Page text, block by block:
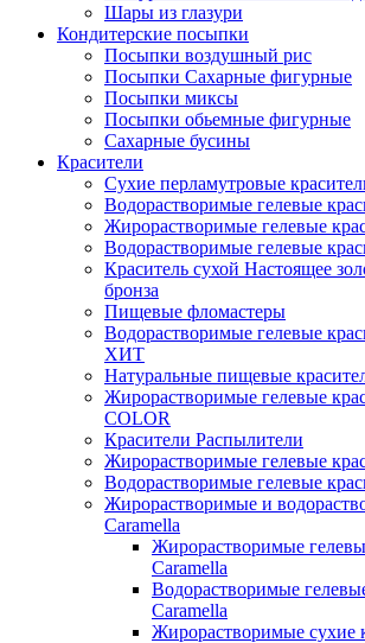
Шары из глазури
Кондитерские посыпки
Посыпки воздушный рис
Посыпки Сахарные фигурные
Посыпки миксы
Посыпки обьемные фигурные
Сахарные бусины
Красители
Сухие перламутровые
Водорастворимые гелевые
Жирорастворимые гелевые
Водорастворимые гелевые
Краситель сухой Настоящее
бронза
Пищевые фломастеры
Водорастворимые гелевые
ХИТ
Натуральные пищевые
Жирорастворимые гелевые
COLOR
Красители Распылители
Жирорастворимые гелевые
Водорастворимые гелевые
Жирорастворимые и
Caramella
Жирорастворимые
Caramella
Водорастворимые
Caramella
Жирорастворимые сухие